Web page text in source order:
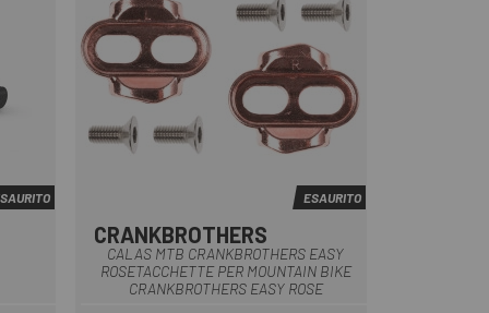
Multiplo
ESAURITO
CRANKBROTHERS
CALAS MTB CRANKBROTHERS EASY
ROSETACCHETTE PER MOUNTAIN BIKE
CRANKBROTHERS EASY ROSE